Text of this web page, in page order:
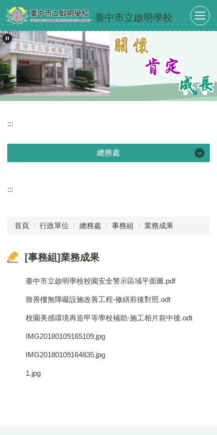
跳
到
主
要
內
容
區
臺中市立啟明學校
:::
總務處
工作執掌
法令規章
表單下載
文書組
出納組
:::
首頁 行政單位 總務處 事務組 業務成果
[事務組]業務成果
臺中市立啟明學校校園安全警示區域平面圖.pdf
致善樓無障礙設施改善工程-修繕前後對照.odt
校園美感環境再造甲等學校補助-施工相片前中後.odt
IMG20180109165109.jpg
IMG20180109164835.jpg
1.jpg